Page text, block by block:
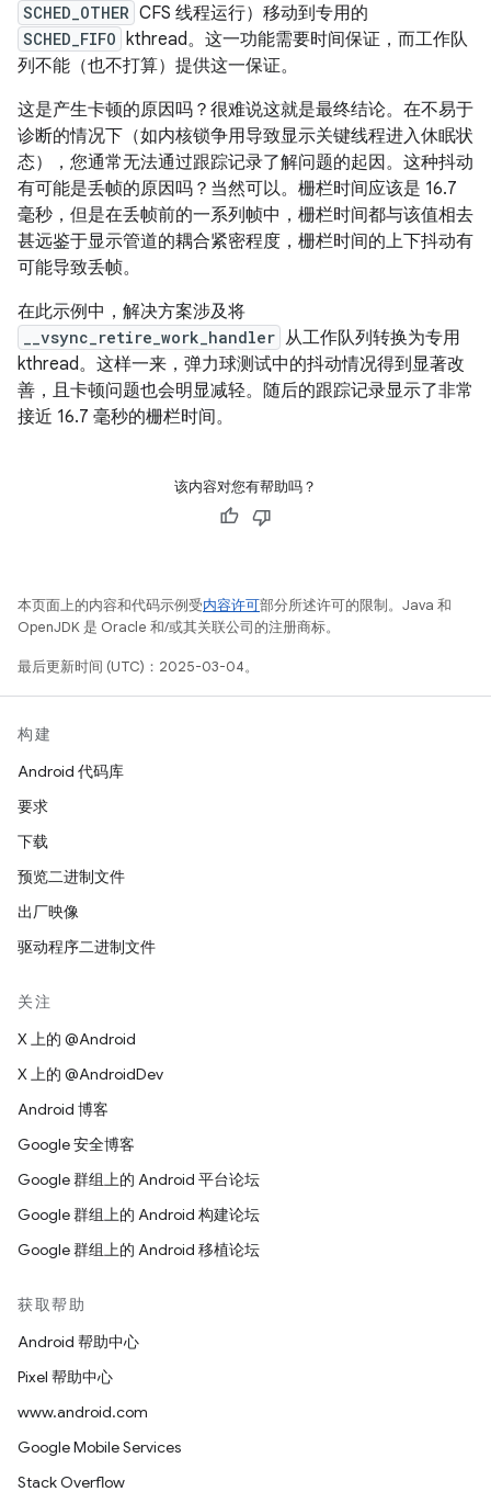
SCHED_OTHER CFS 线程运行）移动到专用的
SCHED_FIFO
kthread。这一功能需要时间保证，而工作队
列不能（也不打算）提供这一保证。
这是产生卡顿的原因吗？很难说这就是最终结论。在不易于
诊断的情况下（如内核锁争用导致显示关键线程进入休眠状
态），您通常无法通过跟踪记录了解问题的起因。这种抖动
有可能是丢帧的原因吗？当然可以。栅栏时间应该是 16.7
毫秒，但是在丢帧前的一系列帧中，栅栏时间都与该值相去
甚远鉴于显示管道的耦合紧密程度，栅栏时间的上下抖动有
可能导致丢帧。
在此示例中，解决方案涉及将
__vsync_retire_work_handler 从工作队列转换为专用
kthread。这样一来，弹力球测试中的抖动情况得到显著改
善，且卡顿问题也会明显减轻。随后的跟踪记录显示了非常
接近 16.7 毫秒的栅栏时间。
该内容对您有帮助吗？
本页面上的内容和代码示例受内容许可部分所述许可的限制。Java 和
OpenJDK 是 Oracle 和/或其关联公司的注册商标。
最后更新时间 (UTC)：2025-03-04。
构建
Android 代码库
要求
下载
预览二进制文件
出厂映像
驱动程序二进制文件
关注
X 上的 @Android
X 上的 @AndroidDev
Android 博客
Google 安全博客
Google 群组上的 Android 平台论坛
Google 群组上的 Android 构建论坛
Google 群组上的 Android 移植论坛
获取帮助
Android 帮助中心
Pixel 帮助中心
www.android.com
Google Mobile Services
Stack Overflow